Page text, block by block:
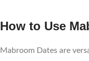
How to Use
Mabroom Dates are